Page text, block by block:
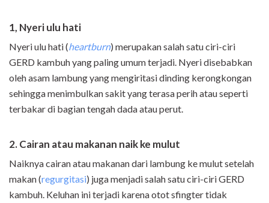
1, Nyeri ulu hati
Nyeri ulu hati (heartburn) merupakan salah satu ciri-ciri
GERD kambuh yang paling umum terjadi. Nyeri disebabkan
oleh asam lambung yang mengiritasi dinding kerongkongan
sehingga menimbulkan sakit yang terasa perih atau seperti
terbakar di bagian tengah dada atau perut.
2. Cairan atau makanan naik ke mulut
Naiknya cairan atau makanan dari lambung ke mulut setelah
makan (regurgitasi) juga menjadi salah satu ciri-ciri GERD
kambuh. Keluhan ini terjadi karena otot sfingter tidak